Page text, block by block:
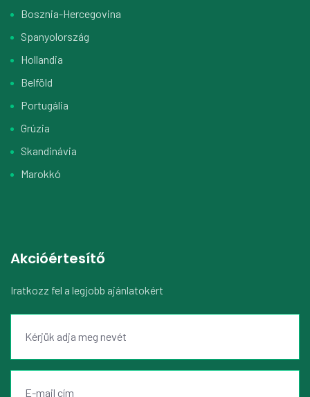
Bosznia-Hercegovina
Spanyolország
Hollandia
Belföld
Portugália
Grúzia
Skandinávia
Marokkó
Akcióértesítő
Iratkozz fel a legjobb ajánlatokért